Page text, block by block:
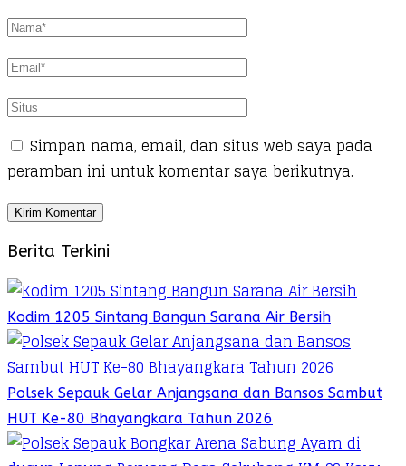
Simpan nama, email, dan situs web saya pada
peramban ini untuk komentar saya berikutnya.
Berita Terkini
Kodim 1205 Sintang Bangun Sarana Air Bersih
Polsek Sepauk Gelar Anjangsana dan Bansos Sambut
HUT Ke-80 Bhayangkara Tahun 2026